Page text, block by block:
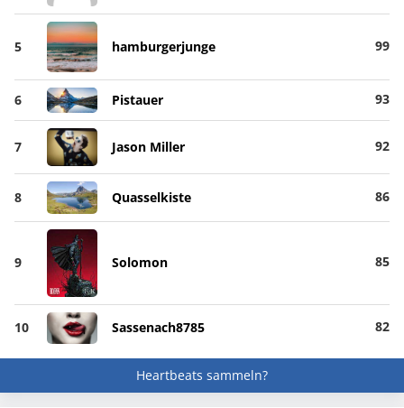
5 hamburgerjunge 99
6 Pistauer 93
7 Jason Miller 92
8 Quasselkiste 86
9 Solomon 85
10 Sassenach8785 82
Heartbeats sammeln?